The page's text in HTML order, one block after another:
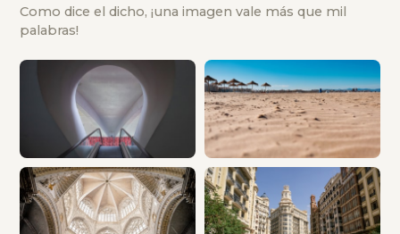
Como dice el dicho, ¡una imagen vale más que mil
palabras!